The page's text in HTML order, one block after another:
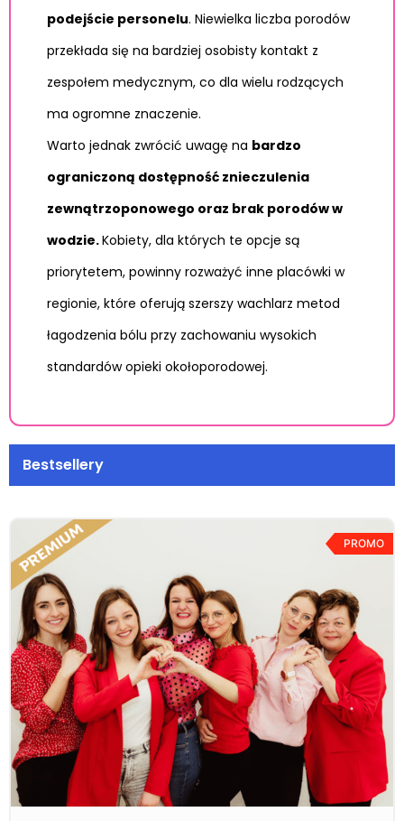
Bestsellery
PROMO
podejście personelu. Niewielka liczba porodów
przekłada się na bardziej osobisty kontakt z
zespołem medycznym, co dla wielu rodzących
ma ogromne znaczenie.
Warto jednak zwrócić uwagę na bardzo
ograniczoną dostępność znieczulenia
zewnątrzoponowego oraz brak porodów w
wodzie.Kobiety, dla których te opcje są
priorytetem, powinny rozważyć inne placówki w
regionie, które oferują szerszy wachlarz metod
łagodzenia bólu przy zachowaniu wysokich
standardów opieki okołoporodowej.